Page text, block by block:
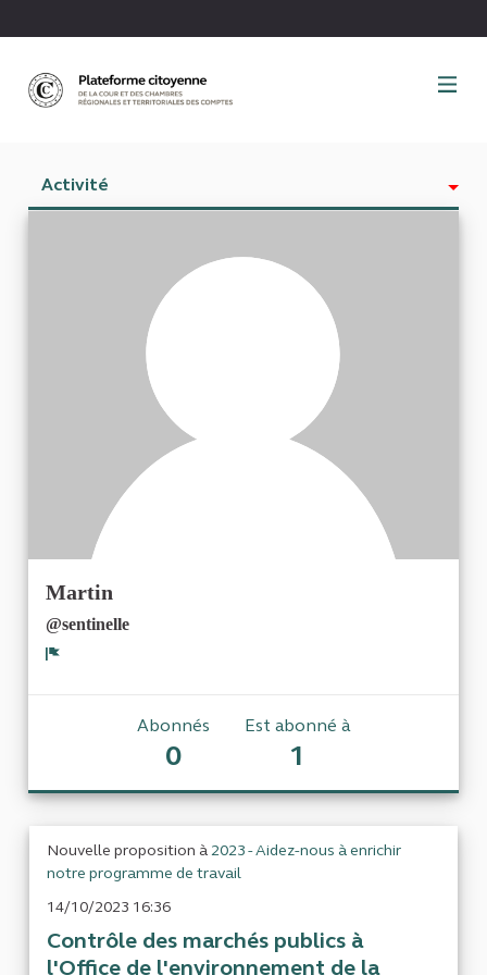
Activité
Martin
@sentinelle
Abonnés
0
Est abonné à
1
Nouvelle proposition à2023 - Aidez-nous à enrichir
notre programme de travail
14/10/2023 16:36
Contrôle des marchés publics à
l'Office de l'environnement de la